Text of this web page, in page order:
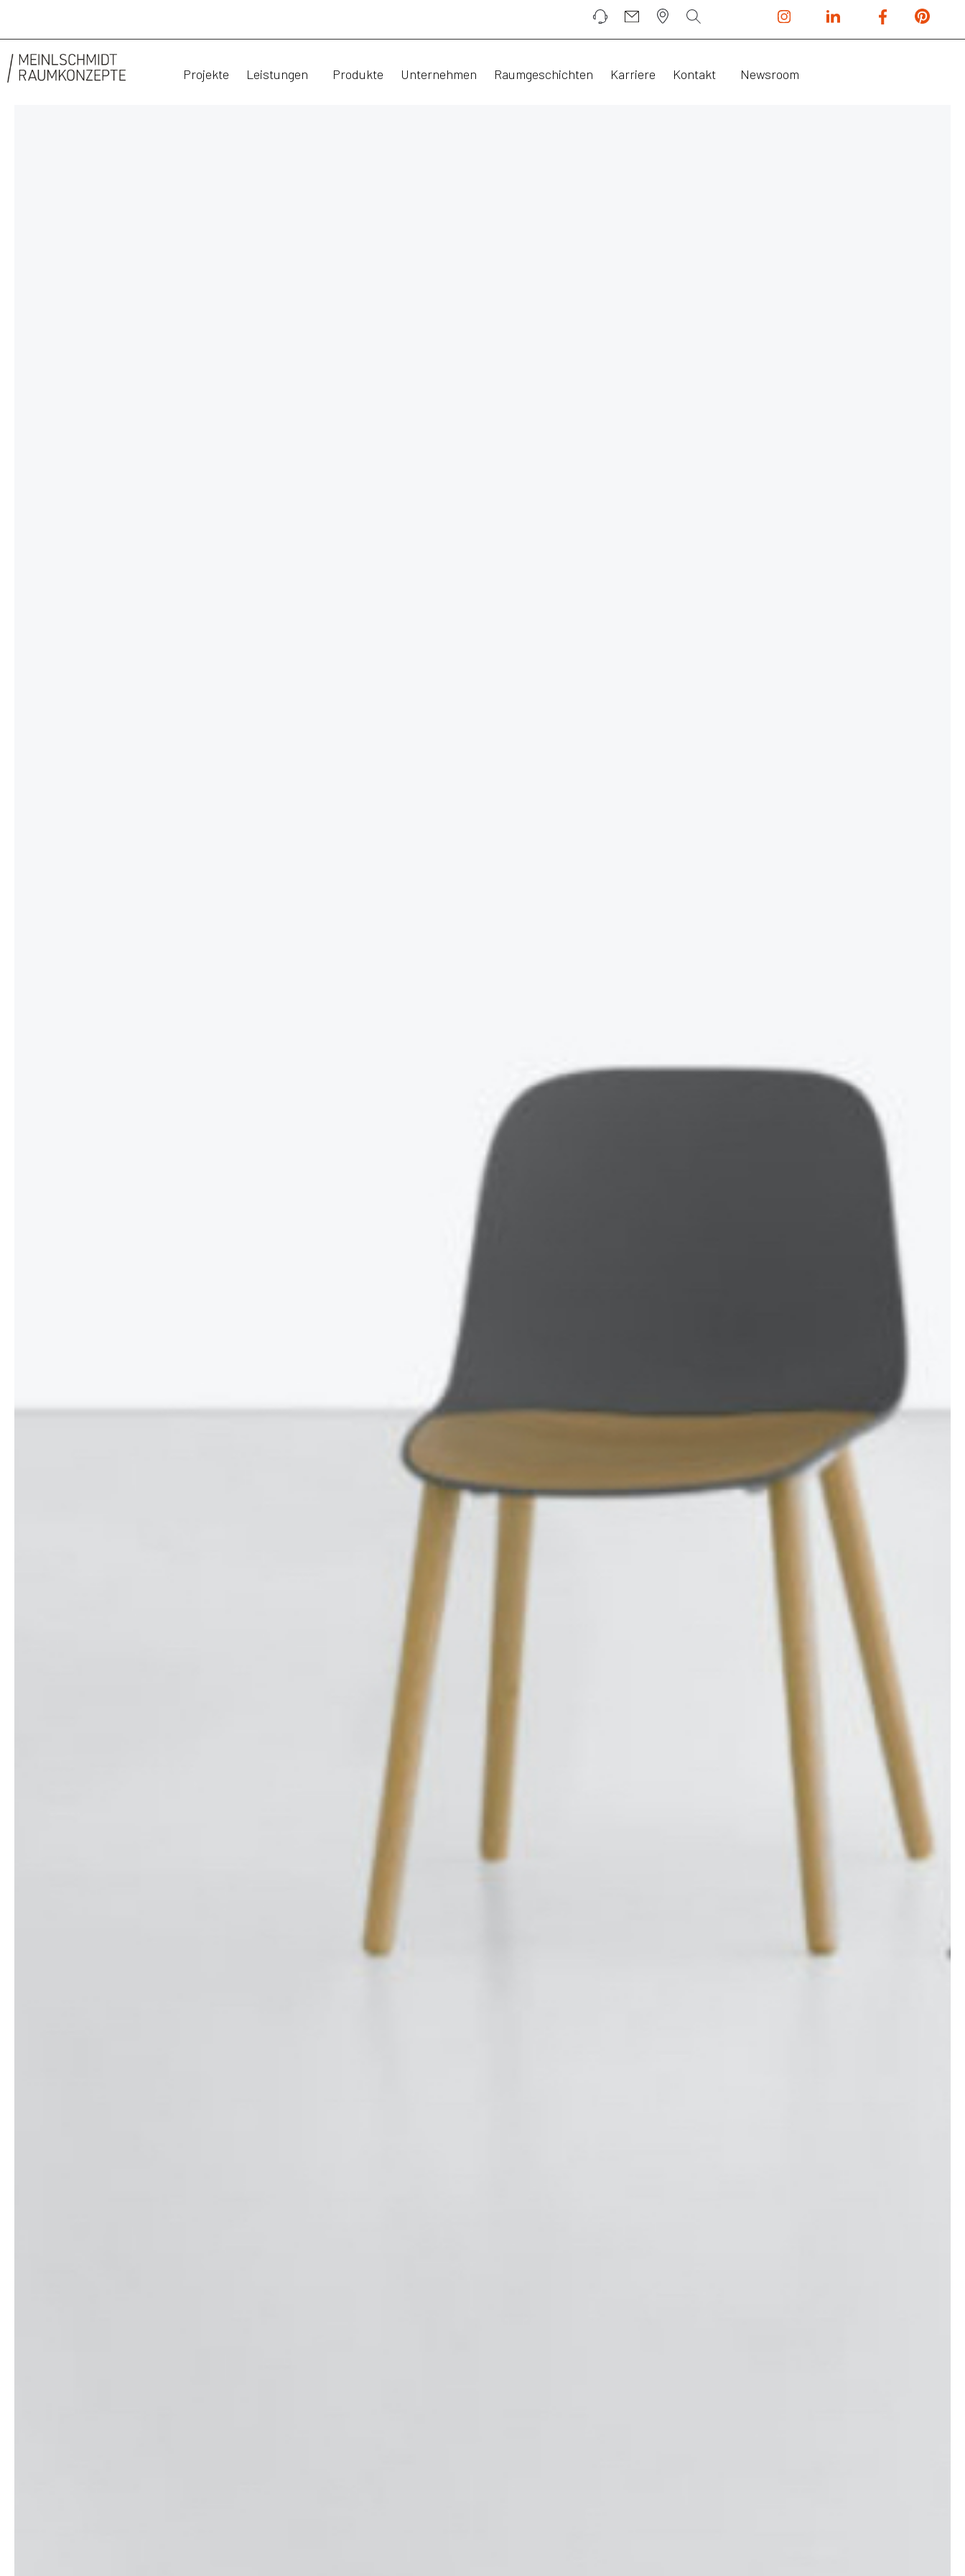
Projekte Leistungen Produkte Unternehmen Raumgeschichten Karriere Kontakt Newsroom